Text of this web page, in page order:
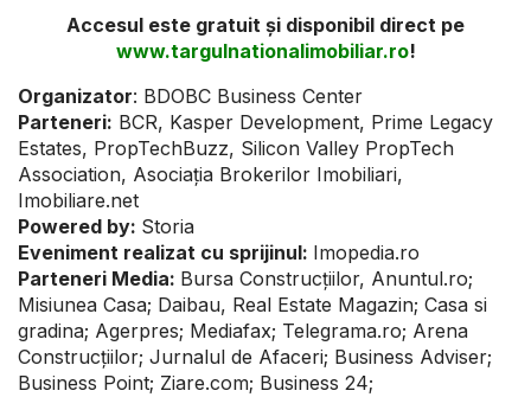
Accesul este gratuit și disponibil direct pe
www.targulnationalimobiliar.ro!
Organizator: BDOBC Business Center
Parteneri: BCR, Kasper Development, Prime Legacy
Estates, PropTechBuzz, Silicon Valley PropTech
Association, Asociația Brokerilor Imobiliari,
Imobiliare.net
Powered by: Storia
Eveniment realizat cu sprijinul: Imopedia.ro
Parteneri Media: Bursa Construcțiilor, Anuntul.ro;
Misiunea Casa; Daibau, Real Estate Magazin; Casa si
gradina; Agerpres; Mediafax; Telegrama.ro; Arena
Construcțiilor; Jurnalul de Afaceri; Business Adviser;
Business Point; Ziare.com; Business 24;